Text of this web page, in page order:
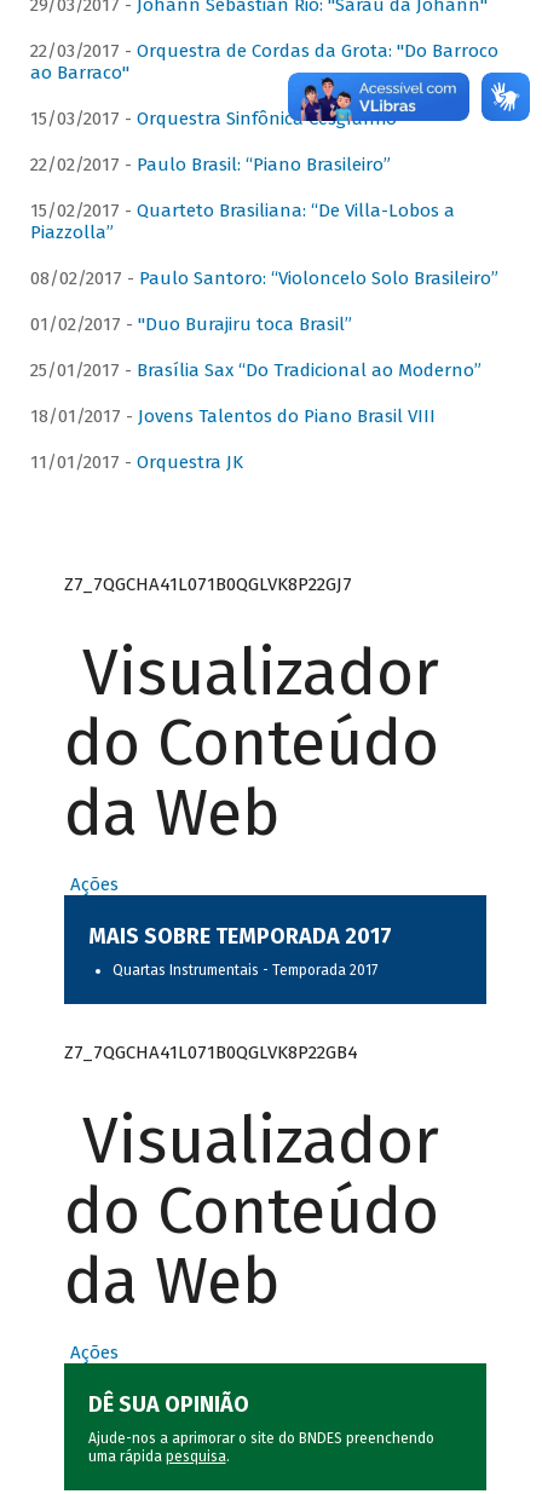
29/03/2017 - Johann Sebastian Rio: "Sarau da Johann"
22/03/2017 - Orquestra de Cordas da Grota: "Do Barroco
ao Barraco"
15/03/2017 - Orquestra Sinfônica Cesgranrio
22/02/2017 - Paulo Brasil: “Piano Brasileiro”
15/02/2017 - Quarteto Brasiliana: “De Villa-Lobos a
Piazzolla”
08/02/2017 - Paulo Santoro: “Violoncelo Solo Brasileiro”
01/02/2017 - "Duo Burajiru toca Brasil”
25/01/2017 - Brasília Sax “Do Tradicional ao Moderno”
18/01/2017 - Jovens Talentos do Piano Brasil VIII
11/01/2017 - Orquestra JK
Z7_7QGCHA41L071B0QGLVK8P22GJ7
Visualizador
do Conteúdo
da Web
Ações
MAIS SOBRE TEMPORADA 2017
Quartas Instrumentais - Temporada 2017
Z7_7QGCHA41L071B0QGLVK8P22GB4
Visualizador
do Conteúdo
da Web
Ações
DÊ SUA OPINIÃO
Ajude-nos a aprimorar o site do BNDES preenchendo
uma rápida pesquisa.